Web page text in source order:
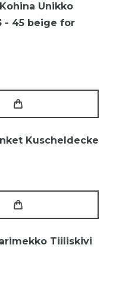
Unikko
- 45 beige for
Kuscheldecke
Tiiliskivi